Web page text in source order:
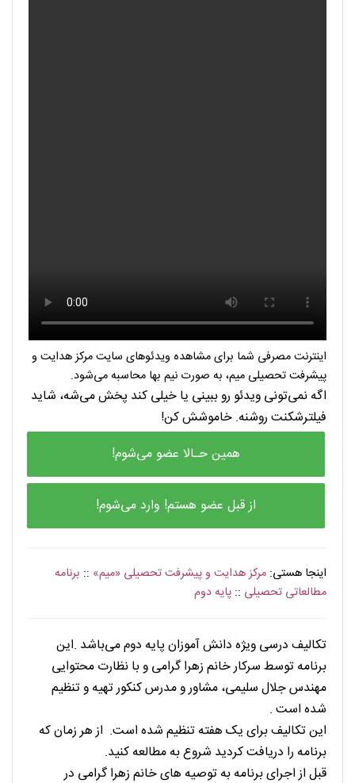
اینترنت مصرفی شما برای مشاهده ویدئوهای سایت مرکز هدایت و
پیشرفت تحصیلی میم، به صورت نیم بها محاسبه می‌شود.
اگه نمی‌تونی ویدئو رو ببینی یا خیلی کند پخش می‌شه، شاید
فیلترشکنت روشنه. خاموشش کن!
همین حـالا عضو می‌شوم!
از قبل عضو هستم! وارد می‌شوم!
اینجا هستی: مرکز هدایت و پیشرفت تحصیلی «میم» :: برنامه
مطالعاتی تحصیلی :: پایه دوم
. . . . . . . . . . . . .
تکالیف درسی ویژه دانش آموزان پایه دوم می‌باشد .این
برنامه توسط سرکار خانم زهرا گرامی و با نظارت محتوایی
مهندس جلال سلیمی، مشاور و مدرس کنکور تهیه و تنظیم
شده است .
این تکالیف برای یک هفته تنظیم شده است. از هر زمان که
برنامه را دریافت کردید شروع به مطالعه کنید.
قبل از اجرای برنامه به توصیه های خانم زهرا گرامی در